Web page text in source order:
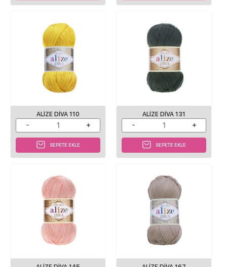
ALIZE DIVA 110
SEPETE EKLE
ALIZE DIVA 131
SEPETE EKLE